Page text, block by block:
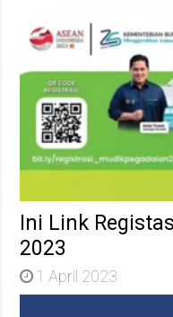
Ini Link
2023
1 April 2023